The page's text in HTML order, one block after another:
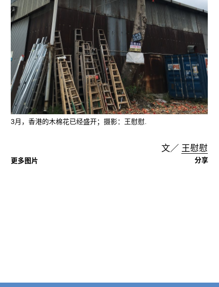
3月，香港的木棉花已经盛开；摄影：王慰慰.
文／ 王慰慰
更多图片 分享